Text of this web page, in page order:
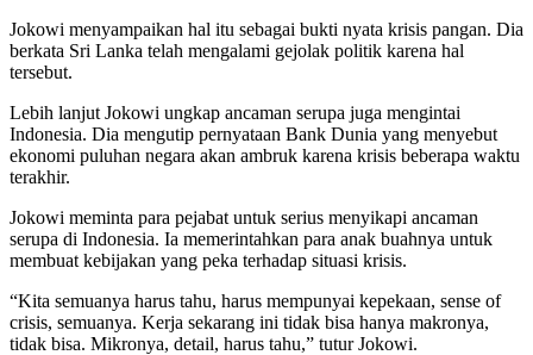
Jokowi menyampaikan hal itu sebagai bukti nyata krisis pangan. Dia
berkata Sri Lanka telah mengalami gejolak politik karena hal
tersebut.
Lebih lanjut Jokowi ungkap ancaman serupa juga mengintai
Indonesia. Dia mengutip pernyataan Bank Dunia yang menyebut
ekonomi puluhan negara akan ambruk karena krisis beberapa waktu
terakhir.
Jokowi meminta para pejabat untuk serius menyikapi ancaman
serupa di Indonesia. Ia memerintahkan para anak buahnya untuk
membuat kebijakan yang peka terhadap situasi krisis.
“Kita semuanya harus tahu, harus mempunyai kepekaan, sense of
crisis, semuanya. Kerja sekarang ini tidak bisa hanya makronya,
tidak bisa. Mikronya, detail, harus tahu,” tutur Jokowi.